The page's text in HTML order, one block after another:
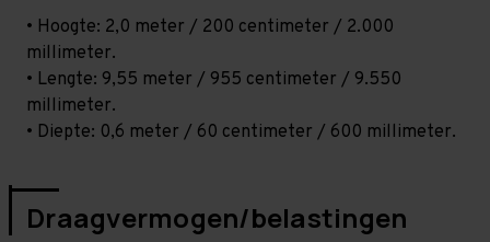
• Hoogte: 2,0 meter / 200 centimeter / 2.000
millimeter.
• Lengte: 9,55 meter / 955 centimeter / 9.550
millimeter.
• Diepte: 0,6 meter / 60 centimeter / 600 millimeter.
Draagvermogen/belastingen